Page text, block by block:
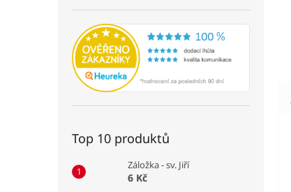
Top 10 produktů
Záložka - sv. Jiří
6 Kč